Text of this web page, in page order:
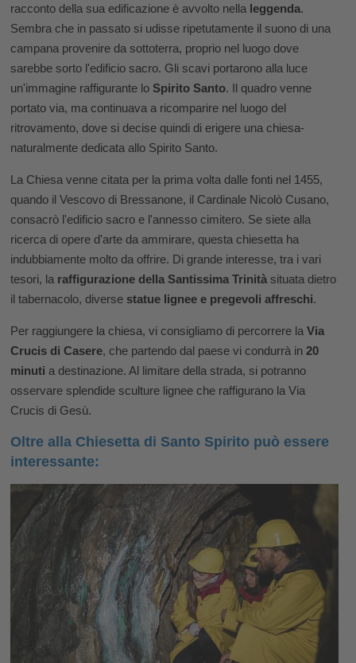
racconto della sua edificazione è avvolto nella leggenda.
Sembra che in passato si udisse ripetutamente il suono di una
campana provenire da sottoterra, proprio nel luogo dove
sarebbe sorto l'edificio sacro. Gli scavi portarono alla luce
un'immagine raffigurante lo Spirito Santo. Il quadro venne
portato via, ma continuava a ricomparire nel luogo del
ritrovamento, dove si decise quindi di erigere una chiesa-
naturalmente dedicata allo Spirito Santo.
La Chiesa venne citata per la prima volta dalle fonti nel 1455,
quando il Vescovo di Bressanone, il Cardinale Nicolò Cusano,
consacrò l'edificio sacro e l'annesso cimitero. Se siete alla
ricerca di opere d'arte da ammirare, questa chiesetta ha
indubbiamente molto da offrire. Di grande interesse, tra i vari
tesori, la raffigurazione della Santissima Trinità situata dietro
il tabernacolo, diverse statue lignee e pregevoli affreschi.
Per raggiungere la chiesa, vi consigliamo di percorrere laVia
Crucis di Casere, che partendo dal paese vi condurrà in20
minuti a destinazione. Al limitare della strada, si potranno
osservare splendide sculture lignee che raffigurano la Via
Crucis di Gesù.
Oltre alla Chiesetta di Santo Spirito può essere
interessante: